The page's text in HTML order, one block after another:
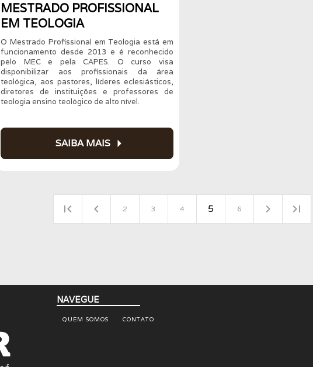
MESTRADO PROFISSIONAL
EM TEOLOGIA
O Mestrado Profissional em Teologia está em
funcionamento desde 2013 e é reconhecido
pelo MEC e pela CAPES. O curso visa
disponibilizar aos profissionais da área
teológica, aos pastores, líderes eclesiásticos,
diretores de instituições e professores de
teologia ensino teológico de alto nível.
SAIBA MAIS arrow_right
first_page navigate_before 2 3 4 5 6 navigate_next last_page
NAVEGUE
QUEM SOMOS CONTATO